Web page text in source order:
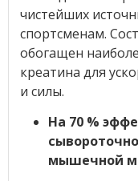
чистейших
спортсменам.
обогащен
креатина для
и силы.
На 70 %
мышечной